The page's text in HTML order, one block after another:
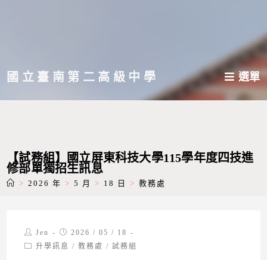
主國立臺南第二高級中學 選單
【試務組】國立屏東科技大學115學年度四技進
修部單獨招生訊息
> 2026 年 > 5 月 > 18 日 > 教務處
Post
author:
Jen
Post
published:
2026 / 05 / 18
Post升學訊息 / 教務處 / 試務組